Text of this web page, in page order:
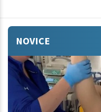
NOVICE